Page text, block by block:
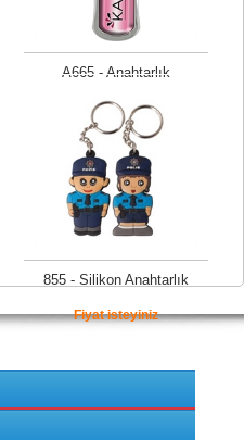
A665 - Anahtarlık
Fiyat isteyiniz
855 - Silikon Anahtarlık
Fiyat isteyiniz